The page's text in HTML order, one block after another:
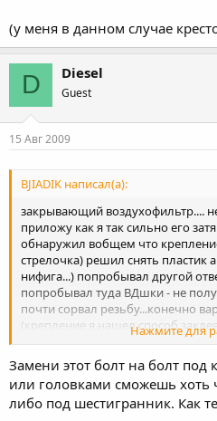
(у меня в данном случае
D Diesel
Guest
15 Авг 2009
BJIADIK написал(а):
закрывающий воздухофильтр....
приложу как я так сильно его
обнаружил вобщем что
стрелочка) решил снять пластик
нифига...) попробывал другой
попробывал туда ВДшки - не
почти сорвал резьбу...конечно
(крепление я нашел способ
же там.. и иногда его хорошо бы
вылить маслозаборник...
кто как справляется с сорваной
случае крестовая)
Нажмите для
Замени этот болт на болт
или головками сможешь хоть
либо под шестигранник. Как